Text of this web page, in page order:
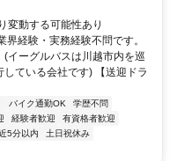
変動する可能性あり
経験・実務経験不問です。
イーグルバスは川越市内を巡
ている会社です) 【送迎ドラ
バイク通勤OK
学歴不問
経験者歓迎
有資格者歓迎
5分以内
土日祝休み